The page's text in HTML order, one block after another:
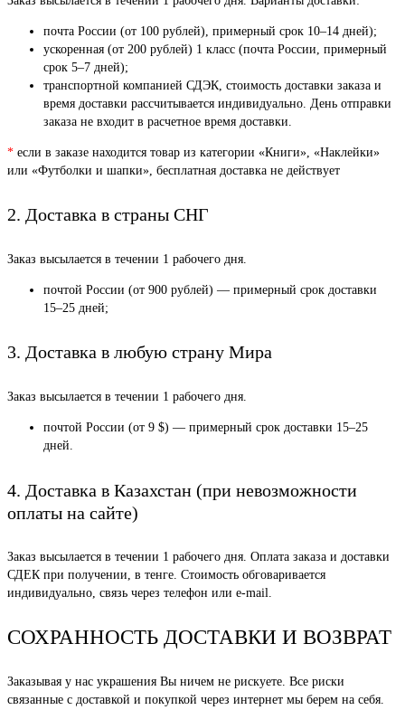
почта России (от 100 рублей), примерный срок 10–14 дней);
ускоренная (от 200 рублей) 1 класс (почта России, примерный
срок 5–7 дней);
транспортной компанией СДЭК, стоимость доставки заказа и
время доставки рассчитывается индивидуально. День отправки
заказа не входит в расчетное время доставки.
* если в заказе находится товар из категории «Книги», «Наклейки»
или «Футболки и шапки», бесплатная доставка не действует
2. Доставка в страны СНГ
Заказ высылается в течении 1 рабочего дня.
почтой России (от 900 рублей) — примерный срок доставки
15–25 дней;
3. Доставка в любую страну Мира
Заказ высылается в течении 1 рабочего дня.
почтой России (от 9 $) — примерный срок доставки 15–25
дней.
4. Доставка в Казахстан (при невозможности
оплаты на сайте)
Заказ высылается в течении 1 рабочего дня. Оплата заказа и доставки
СДЕК при получении, в тенге. Стоимость обговаривается
индивидуально, связь через телефон или e-mail.
СОХРАННОСТЬ ДОСТАВКИ И ВОЗВРАТ
Заказывая у нас украшения Вы ничем не рискуете. Все риски
связанные с доставкой и покупкой через интернет мы берем на себя.